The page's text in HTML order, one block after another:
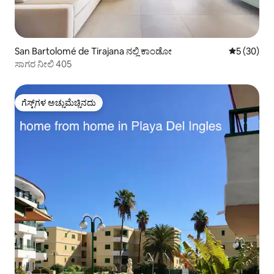
San Bartolomé de Tirajana ನಲ್ಲಿ ಕಾಂಡೋ 5 ರಲ್ಲಿ 5
5 (30)
ಸಾಗರ ನೀಲಿ 405
ಗೆಸ್ಟ್‌ಗಳ ಅಚ್ಚುಮೆಚ್ಚಿನದು
ಗೆಸ್ಟ್‌ಗಳ ಅಚ್ಚುಮೆಚ್ಚಿನದು